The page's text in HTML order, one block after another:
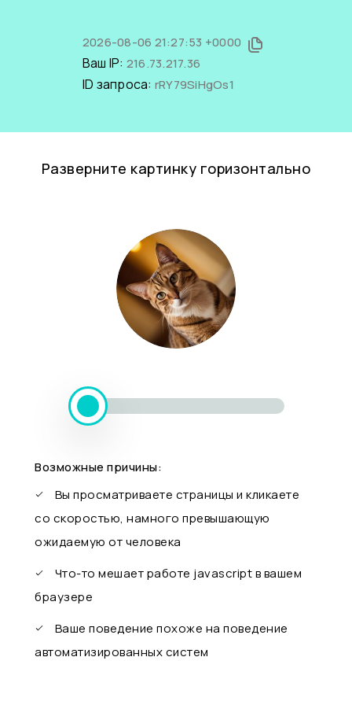
2026-08-06 21:27:53 +0000
Ваш IP: 216.73.217.36
ID запроса: rRY79SiHgOs1
Разверните картинку горизонтально
Возможные причины:
Вы просматриваете страницы и кликаете
со скоростью, намного превышающую
ожидаемую от человека
Что-то мешает работе javascript в вашем
браузере
Ваше поведение похоже на поведение
автоматизированных систем